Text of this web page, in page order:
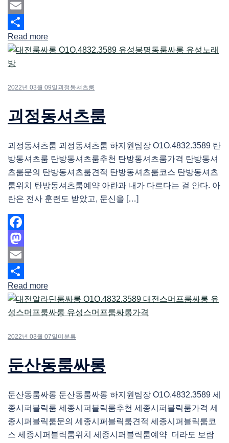
Mastodon
Email
Share
Read more
2022년 03월 09일 괴정동셔츠룸
괴정동셔츠룸
괴정동셔츠룸 괴정동셔츠룸 하지원팀장 O1O.4832.3589 탄
방동셔츠룸 탄방동셔츠룸추천 탄방동셔츠룸가격 탄방동셔
츠룸문의 탄방동셔츠룸견적 탄방동셔츠룸코스 탄방동셔츠
룸위치 탄방동셔츠룸예약 아란과 내가 다르다는 걸 안다. 아
란은 전사 훈련도 받았고, 문신을 […]
Facebook
Mastodon
Email
Share
Read more
2022년 03월 07일 미분류
둔산동룸싸롱
둔산동룸싸롱 둔산동룸싸롱 하지원팀장 O1O.4832.3589 세
종시퍼블릭룸 세종시퍼블릭룸추천 세종시퍼블릭룸가격 세
종시퍼블릭룸문의 세종시퍼블릭룸견적 세종시퍼블릭룸코
스 세종시퍼블릭룸위치 세종시퍼블릭룸예약 더라도 보람